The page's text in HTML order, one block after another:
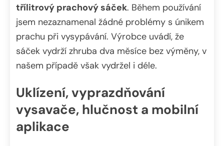
třílitrový prachový sáček. Během používání
jsem nezaznamenal žádné problémy s únikem
prachu při vysypávání. Výrobce uvádí, že
sáček vydrží zhruba dva měsíce bez výměny, v
našem případě však vydržel i déle.
Uklízení, vyprazdňování
vysavače, hlučnost a mobilní
aplikace